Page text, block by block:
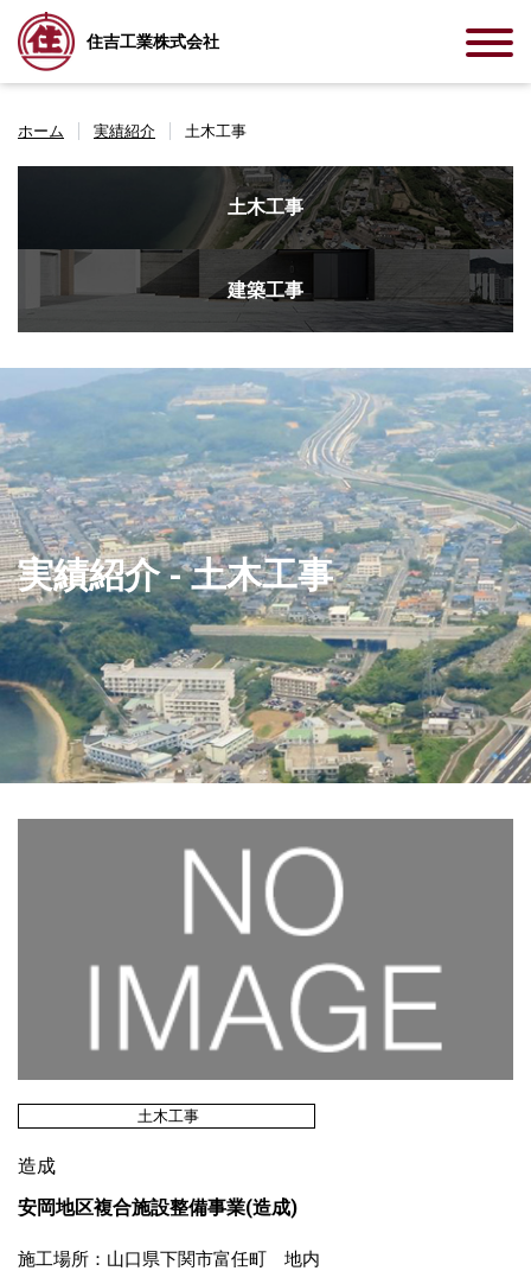
住吉工業株式会社
ホーム 実績紹介 土木工事
土木工事
建築工事
実績紹介 - 土木工事
土木工事
造成
安岡地区複合施設整備事業(造成)
施工場所：山口県下関市富任町 地内